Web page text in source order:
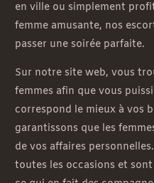
en ville ou simplement
femme amusante, nos
passer une soirée parfaite.
Sur notre site web, vous
femmes afin que vous
correspond le mieux à vos
garantissons que les
de vos affaires
toutes les occasions et